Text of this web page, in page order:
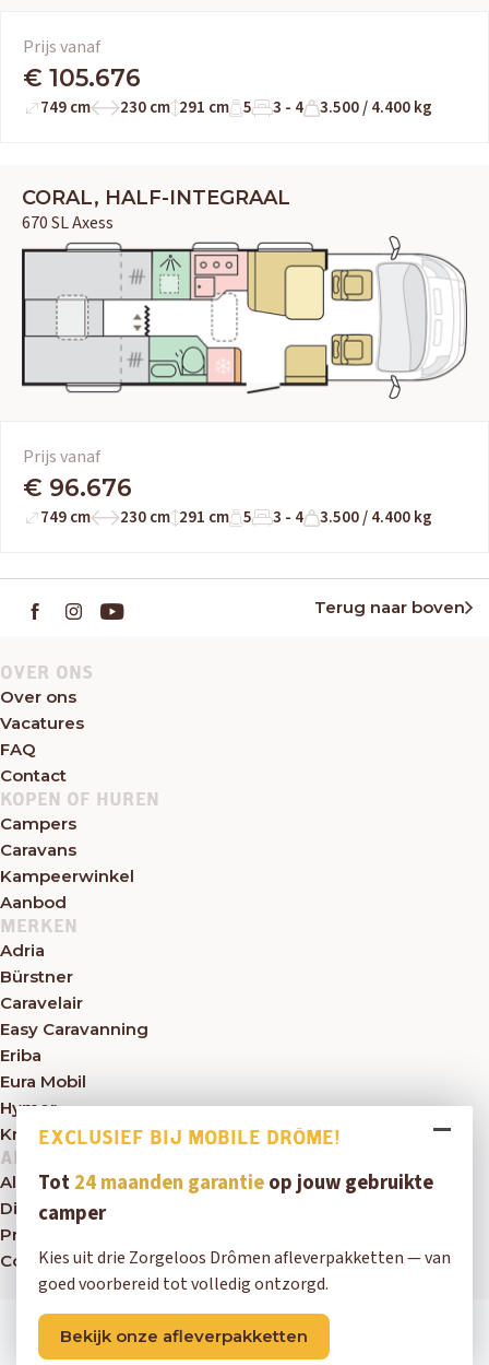
Prijs vanaf
€ 105.676
749 cm 230 cm 291 cm 5 3 - 4 3.500 / 4.400 kg
CORAL, HALF-INTEGRAAL
670 SL Axess
Prijs vanaf
€ 96.676
749 cm 230 cm 291 cm 5 3 - 4 3.500 / 4.400 kg
Terug naar boven
OVER ONS
Over ons
Vacatures
FAQ
Contact
KOPEN OF HUREN
Campers
Caravans
Kampeerwinkel
Aanbod
MERKEN
Adria
Bürstner
Caravelair
Easy Caravanning
Eriba
Eura Mobil
Hymer
Knaus
ALGEMEEN
Algemene voorwaarden
Disclaimer
Privacybeleid
Contact
Copyright © 2026 Mobile Drôme
Exclusief bij Mobile Drôme!
EXCLUSIEF BIJ MOBILE DRÔME!
Tot24 maanden garantieop jouw gebruikte
camper
Kies uit drie Zorgeloos Drômen afleverpakketten — van
goed voorbereid tot volledig ontzorgd.
Bekijk onze afleverpakketten